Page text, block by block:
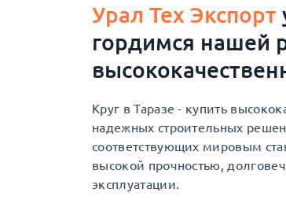
Урал Тех Экспорт
гордимся нашей
Круг в Таразе - купить
надежных строительных
соответствующих мировым
высокой прочностью,
эксплуатации.